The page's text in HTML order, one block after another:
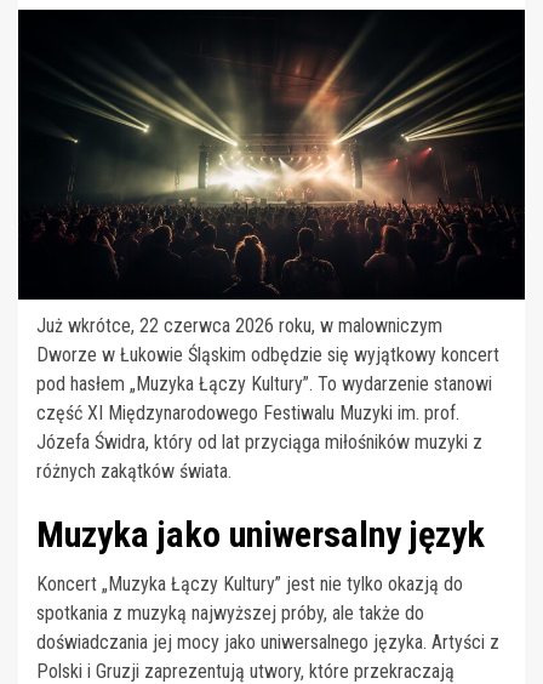
Już wkrótce, 22 czerwca 2026 roku, w malowniczym
Dworze w Łukowie Śląskim odbędzie się wyjątkowy koncert
pod hasłem „Muzyka Łączy Kultury”. To wydarzenie stanowi
część XI Międzynarodowego Festiwalu Muzyki im. prof.
Józefa Świdra, który od lat przyciąga miłośników muzyki z
różnych zakątków świata.
Muzyka jako uniwersalny język
Koncert „Muzyka Łączy Kultury” jest nie tylko okazją do
spotkania z muzyką najwyższej próby, ale także do
doświadczania jej mocy jako uniwersalnego języka. Artyści z
Polski i Gruzji zaprezentują utwory, które przekraczają